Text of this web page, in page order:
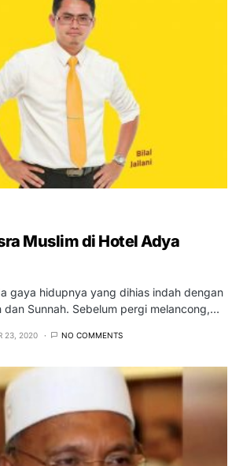
Muslim di Hotel Adya
gaya hidupnya yang dihias indah dengan
dan Sunnah. Sebelum pergi melancong,…
23, 2020 NO COMMENTS